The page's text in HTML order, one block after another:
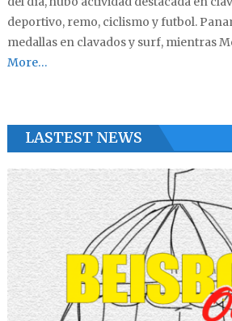
deportivo, remo, ciclismo y futbol.
medallas en clavados y surf, mientras
More…
LASTEST NEWS